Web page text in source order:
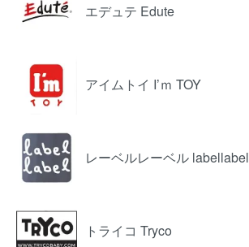
エデュテ Edute
アイムトイ I’ｍ TOY
レーベルレーベル labellabel
トライコ Tryco